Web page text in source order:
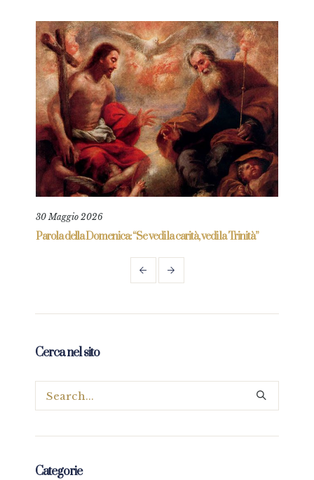
30 Maggio 2026
Parola della Domenica: “Se vedi la carità, vedi la Trinità”
Cerca nel sito
Categorie